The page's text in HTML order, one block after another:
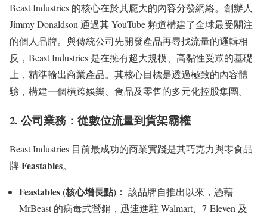
Beast Industries 的核心在於其龐大的內容分發網絡。創辦人
Jimmy Donaldson 通過其 YouTube 頻道構建了全球最受關注
的個人品牌。與傳統公司先開發產品再尋找流量的邏輯相
反，Beast Industries 是在擁有超大規模、高黏性受眾的基礎
上，精準輸出商業產品。其核心目標是透過極致的內容體
驗，構建一個橫跨娛樂、食品及零售的多元化控股集團。
2. 公司業務：從數位流量到貨架霸權
Beast Industries 目前最成功的商業實踐是其巧克力與零食品
牌Feastables。
Feastables (核心增長點)： 該品牌自推出以來，憑藉
MrBeast 的病毒式營銷，迅速進駐 Walmart、7-Eleven 及